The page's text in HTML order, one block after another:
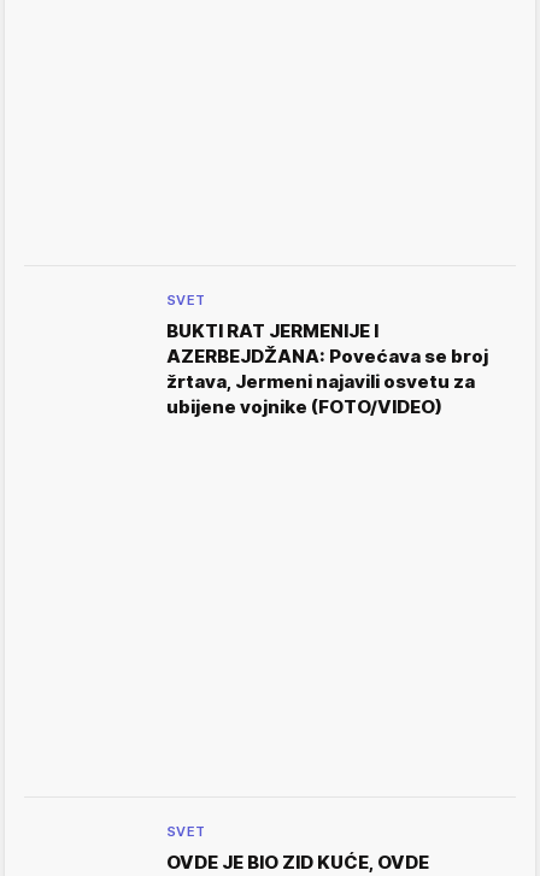
SVET
BUKTI RAT JERMENIJE I
AZERBEJDŽANA: Povećava se broj
žrtava, Jermeni najavili osvetu za
ubijene vojnike (FOTO/VIDEO)
SVET
OVDE JE BIO ZID KUĆE, OVDE